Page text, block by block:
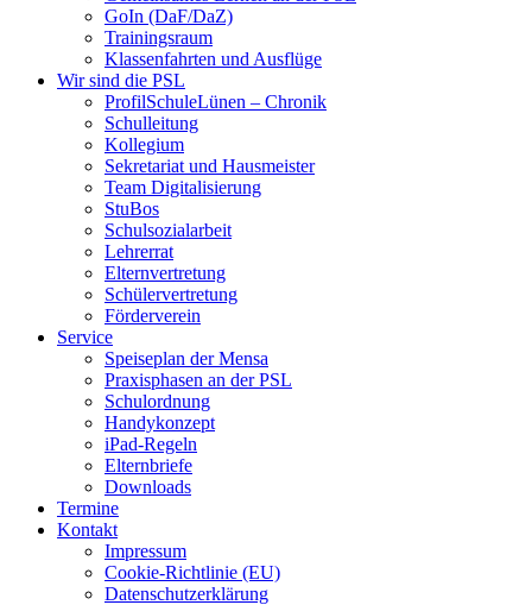
GoIn (DaF/DaZ)
Trainingsraum
Klassenfahrten und Ausflüge
Wir sind die PSL
ProfilSchuleLünen – Chronik
Schulleitung
Kollegium
Sekretariat und Hausmeister
Team Digitalisierung
StuBos
Schulsozialarbeit
Lehrerrat
Elternvertretung
Schülervertretung
Förderverein
Service
Speiseplan der Mensa
Praxisphasen an der PSL
Schulordnung
Handykonzept
iPad-Regeln
Elternbriefe
Downloads
Termine
Kontakt
Impressum
Cookie-Richtlinie (EU)
Datenschutzerklärung